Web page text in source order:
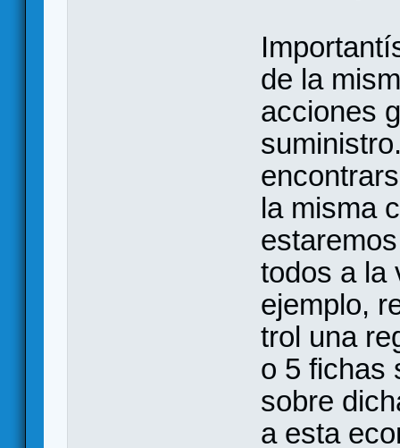
de la
acciones
la misma
todos a la
ejemplo,
trol una
o 5 fichas
sobre
a esta